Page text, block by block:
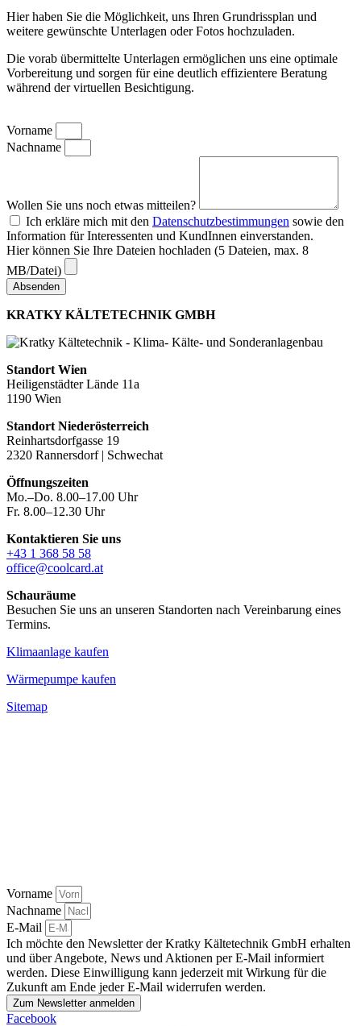
Hier haben Sie die Möglichkeit, uns Ihren Grundrissplan und
weitere gewünschte Unterlagen oder Fotos hochzuladen.
Die vorab übermittelte Unterlagen ermöglichen uns eine optimale
Vorbereitung und sorgen für eine deutlich effizientere Beratung
während der virtuellen Besichtigung.
Vorname
Nachname
Wollen Sie uns noch etwas mitteilen?
Ich erkläre mich mit den Datenschutzbestimmungen sowie den
Information für Interessenten und KundInnen einverstanden.
Hier können Sie Ihre Dateien hochladen (5 Dateien, max. 8
MB/Datei)
Absenden
KRATKY KÄLTETECHNIK GMBH
Standort Wien
Heiligenstädter Lände 11a
1190 Wien
Standort Niederösterreich
Reinhartsdorfgasse 19
2320 Rannersdorf | Schwechat
Öffnungszeiten
Mo.–Do. 8.00–17.00 Uhr
Fr. 8.00–12.30 Uhr
Kontaktieren Sie uns
+43 1 368 58 58
office@coolcard.at
Schauräume
Besuchen Sie uns an unseren Standorten nach Vereinbarung eines
Termins.
Klimaanlage kaufen
Wärmepumpe kaufen
Sitemap
Vorname
Nachname
E-Mail
Ich möchte den Newsletter der Kratky Kältetechnik GmbH erhalten
und über Angebote, News und Aktionen per E-Mail informiert
werden. Diese Einwilligung kann jederzeit mit Wirkung für die
Zukunft am Ende jeder E-Mail widerrufen werden.
Zum Newsletter anmelden
Facebook